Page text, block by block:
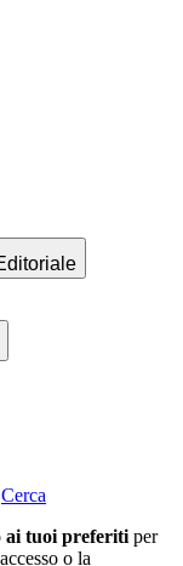
Cerca
ai tuoi preferiti per
o la